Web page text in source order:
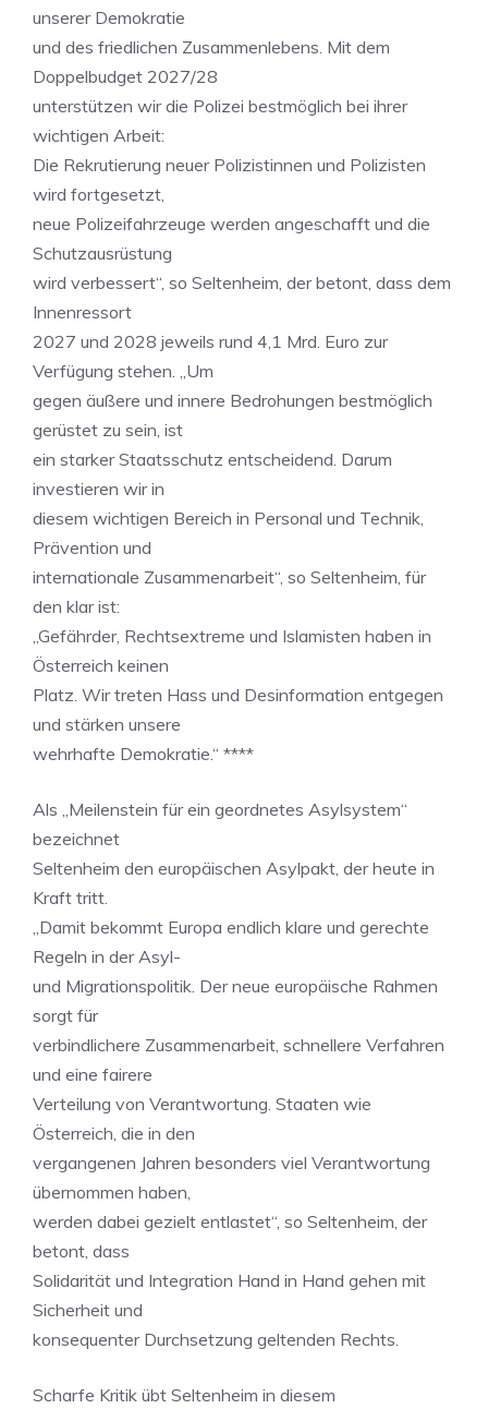
unserer Demokratie
und des friedlichen Zusammenlebens. Mit dem
Doppelbudget 2027/28
unterstützen wir die Polizei bestmöglich bei ihrer
wichtigen Arbeit:
Die Rekrutierung neuer Polizistinnen und Polizisten
wird fortgesetzt,
neue Polizeifahrzeuge werden angeschafft und die
Schutzausrüstung
wird verbessert“, so Seltenheim, der betont, dass dem
Innenressort
2027 und 2028 jeweils rund 4,1 Mrd. Euro zur
Verfügung stehen. „Um
gegen äußere und innere Bedrohungen bestmöglich
gerüstet zu sein, ist
ein starker Staatsschutz entscheidend. Darum
investieren wir in
diesem wichtigen Bereich in Personal und Technik,
Prävention und
internationale Zusammenarbeit“, so Seltenheim, für
den klar ist:
„Gefährder, Rechtsextreme und Islamisten haben in
Österreich keinen
Platz. Wir treten Hass und Desinformation entgegen
und stärken unsere
wehrhafte Demokratie.“ ****
Als „Meilenstein für ein geordnetes Asylsystem“
bezeichnet
Seltenheim den europäischen Asylpakt, der heute in
Kraft tritt.
„Damit bekommt Europa endlich klare und gerechte
Regeln in der Asyl-
und Migrationspolitik. Der neue europäische Rahmen
sorgt für
verbindlichere Zusammenarbeit, schnellere Verfahren
und eine fairere
Verteilung von Verantwortung. Staaten wie
Österreich, die in den
vergangenen Jahren besonders viel Verantwortung
übernommen haben,
werden dabei gezielt entlastet“, so Seltenheim, der
betont, dass
Solidarität und Integration Hand in Hand gehen mit
Sicherheit und
konsequenter Durchsetzung geltenden Rechts.
Scharfe Kritik übt Seltenheim in diesem